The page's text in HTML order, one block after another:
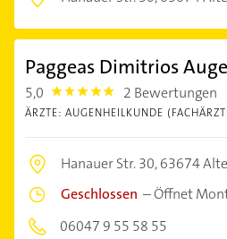
Paggeas Dimitrios
5,0 5.0 2 Bewertungen
ÄRZTE: AUGENHEILKUNDE
Hanauer Str. 30,63674
Geschlossen –Öffnet
06047 9 55 58 55